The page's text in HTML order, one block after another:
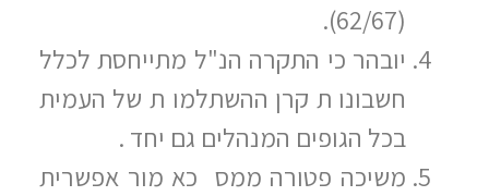
(62/67).
יובהר כי התקרה הנ"ל מתייחסת לכלל
חשבונו ת קרן ההשתלמו ת של העמית
בכל הגופים המנהלים גם יחד .
משיכה פטורה ממס כא מור אפשרית